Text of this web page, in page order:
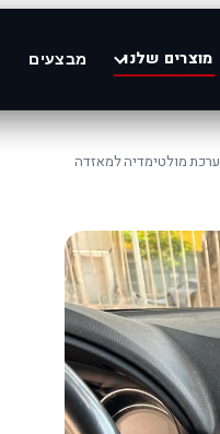
מוצרים שלנו מבצעים
מולטימדיה למאזדה